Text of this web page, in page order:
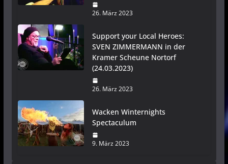
26. März 2023
Support your Local Heroes:
SVEN ZIMMERMANN in der
Kramer Scheune Nortorf
(24.03.2023)
26. März 2023
Wacken Winternights
Spectaculum
9. März 2023